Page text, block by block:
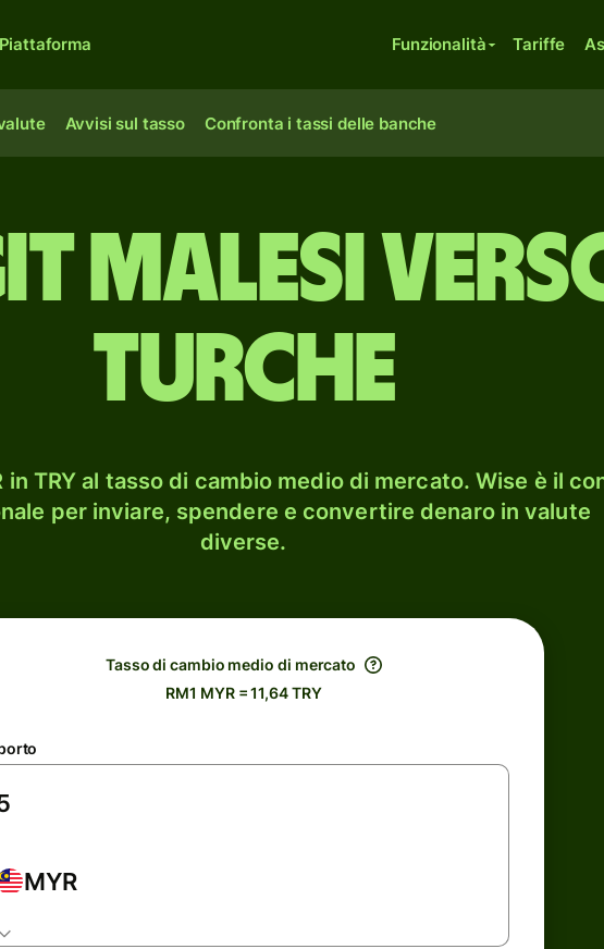
Funzionalità Tariffe
Avvisi sul tasso Confronta i tassi delle banche
malesi
turche
in TRY al tasso di cambio medio di mercato. Wise è il
per inviare, spendere e convertire denaro in valute
diverse.
Tasso di cambio medio di mercato
RM1 MYR = 11,64 TRY
MYR